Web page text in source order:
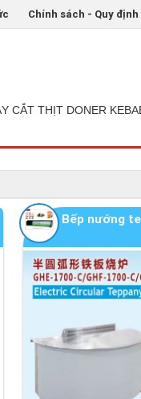
Chính sách - Quy định
CẮT THỊT DONER
Bếp nướng